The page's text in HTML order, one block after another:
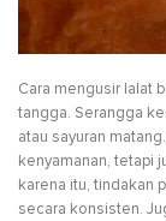
Cara mengusir lalat
tangga. Serangga
atau sayuran
kenyamanan, tetapi
karena itu, tindakan
secara konsisten.